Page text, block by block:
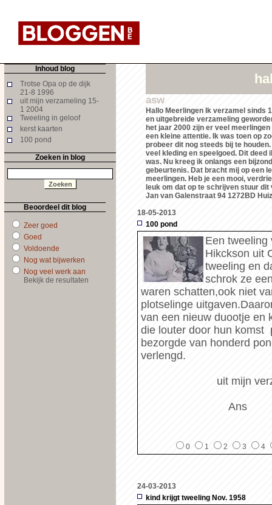
Inhoud blog
Trotse Opa op de dijk
21-8 1996
uit mijn verzameling 15-
1 2004
Tweeling in geloof
kerst kaarten
100 pond
Zoeken in blog
Beoordeel dit blog
Zeer goed
Goed
Voldoende
Nog wat bijwerken
Nog veel werk aan
Bekijk de resultaten
asw
Hallo Meerlingen Ik verzamel sinds
en uitgebreide verzameling
het jaar 2000 zijn er veel
een kleine attentie. Ik was toen op
probeer dit nog steeds bij te
veel kleding en speelgoed. Dit
was. Nu kreeg ik onlangs een
gebeurtenis. Dat bracht mij op een
meerlingen. Heb je een mooi,
leuk om dat op te schrijven stuur
Jan van Galenstraat 94 1272BD
18-05-2013
100 pond
Een tweeling
Hikckson uit
tweeling en
schrok ze
waren schatten,ook niet
plotselinge
van een nieuw duootje en
die louter door hun
bezorgde van honderd
verlengd.
uit mijn
Ans
0 1 2 3 4
24-03-2013
kind krijgt tweeling Nov. 1958